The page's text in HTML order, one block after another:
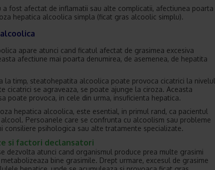
a fost afectat de inflamatii sau alte complicatii, afectiunea poarta
hepatica alcoolica simpla (ficat gras alcoolic simplu).
apare atunci cand ficatul afectat de grasimea excesiva
afectiune mai poarta denumirea, de asemenea, de hepatita
la timp, steatohepatita alcoolica poate provoca cicatrici la nivelul
cicatrici se agraveaza, se poate ajunge la ciroza. Aceasta
poate provoca, in cele din urma, insuficienta hepatica.
hepatica alcoolica, este esential, in primul rand, ca pacientul
Persoanele care se confrunta cu alcoolism sau probleme
consiliere psihologica sau alte tratamente specializate.
si factori declansatori
dezvolta atunci cand organismul produce prea multe grasimi
bine grasimile. Drept urmare, excesul de grasime